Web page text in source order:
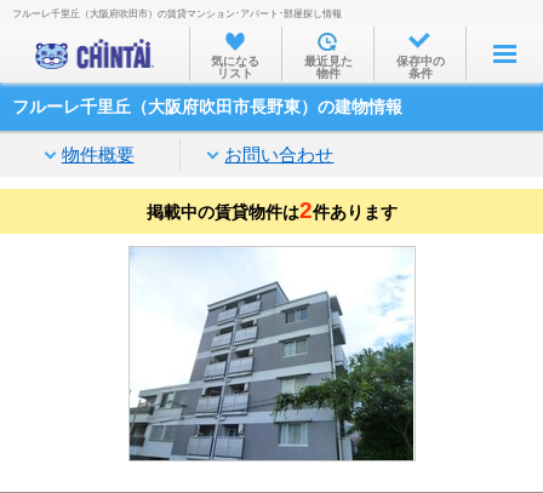
お部屋を探す
沿線・駅から
住所から
家賃相場から
通勤通学時間から
不動産会社から
TOP
フルーレ千里丘（大阪府吹田市）の賃貸マンション･アパート･部屋探し情報
気になる
リスト
最近見た
物件
保存中の
条件
フルーレ千里丘（大阪府吹田市長野東）の建物情報
物件概要 お問い合わせ
掲載中の賃貸物件は2件あります